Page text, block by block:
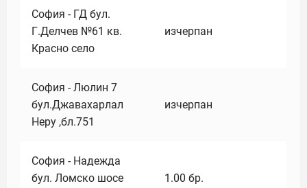
София - ГД бул.
Г.Делчев №61 кв.
Красно село
изчерпан
София - Люлин 7
бул.Джавахарлал
Неру ,бл.751
изчерпан
София - Надежда
бул. Ломско шосе
1.00 бр.